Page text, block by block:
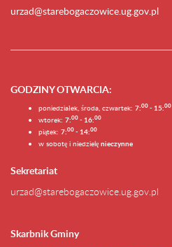
urzad@starebogaczowice.ug.gov.pl
GODZINY OTWARCIA:
poniedziałek, środa, czwartek: 7:00 - 15:00
wtorek: 7:00 - 16:00
piątek: 7:00 - 14:00
w sobotę i niedzielę nieczynne
Sekretariat
urzad@starebogaczowice.ug.gov.pl
Skarbnik Gminy